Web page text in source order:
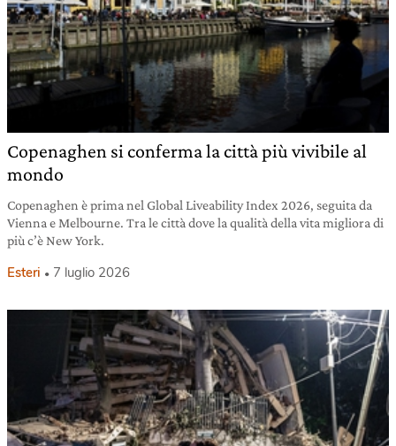
Copenaghen si conferma la città più vivibile al
mondo
Copenaghen è prima nel Global Liveability Index 2026, seguita da
Vienna e Melbourne. Tra le città dove la qualità della vita migliora di
più c’è New York.
Esteri 7 luglio 2026